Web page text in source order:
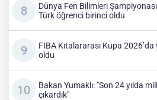
Dünya Fen Bilimleri
Türk öğrenci birinci oldu
FIBA Kıtalararası Kupa
oldu
Bakan Yumaklı: "Son 24 yılda
çıkardık"